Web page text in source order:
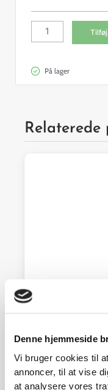
Denne hjemmeside
Vi bruger cookies til
annoncer, til at vise
at analysere vores
Børn
(hvid)
antal
På lager
Relaterede
Sherriff jakke
1.770,00 kr.
På lager